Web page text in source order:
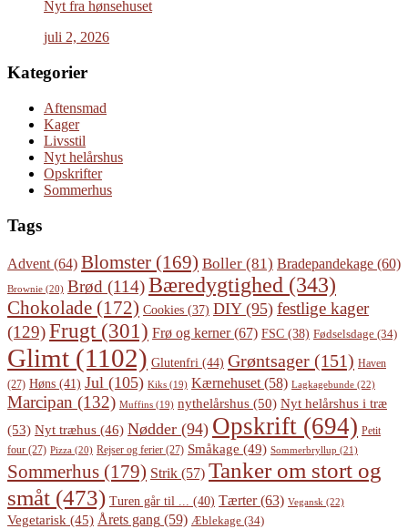
Nyt fra hønsehuset
juli 2, 2026
Kategorier
Aftensmad
Kager
Livsstil
Nyt helårshus
Opskrifter
Sommerhus
Tags
Advent (64) Blomster (169) Boller (81) Bradepandekage (60)
Brownie (20) Brød (114)Bæredygtighed (343)
Chokolade (172) Cookies (37) DIY(95) festlige kager
(129)Frugt(301) Frø og kerner(67) FSC (38) Fødselsdage (34)
Glimt (1102) Glutenfri (44) Grøntsager (151) Haven
(27) Høns (41) Jul (105) Kiks (19) Kærnehuset (58) Lagkagebunde (22)
Marcipan (132) Muffins (19) nythelårshus (50) Nyt helårshus i træ
(53) Nyt træhus (46) Nødder (94) Opskrift (694) Petit
four (27) Pizza (20) Rejser og ferier (27) Småkage (49) Sommerbryllup (21)
Sommerhus (179) Strik (57) Tanker om stort og
småt (473) Turen går til ... (40) Tærter(63) Vegansk (22)
Vegetarisk (45) Årets gang (59) Æblekage (34)